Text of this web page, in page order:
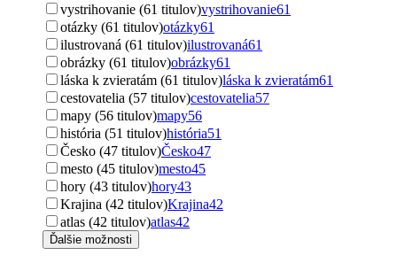
vystrihovanie (61 titulov)vystrihovanie61
otázky (61 titulov)otázky61
ilustrovaná (61 titulov)ilustrovaná61
obrázky (61 titulov)obrázky61
láska k zvieratám (61 titulov)láska k zvieratám61
cestovatelia (57 titulov)cestovatelia57
mapy (56 titulov)mapy56
história (51 titulov)história51
Česko (47 titulov)Česko47
mesto (45 titulov)mesto45
hory (43 titulov)hory43
Krajina (42 titulov)Krajina42
atlas (42 titulov)atlas42
Ďalšie možnosti